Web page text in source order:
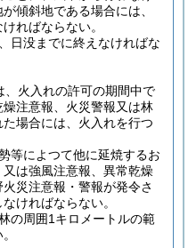
傾斜地である場合には、
ればならない。
日没までに終えなければな
、火入れの許可の期間中で
注意報、火災警報又は林
場合には、火入れを行つ
等によつて他に延焼するお
は強風注意報、異常乾燥
災注意報・警報が発令さ
ければならない。
の周囲1キロメートルの範